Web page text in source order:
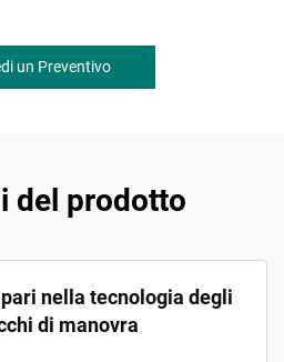
un Preventivo
del prodotto
nella tecnologia degli
di manovra